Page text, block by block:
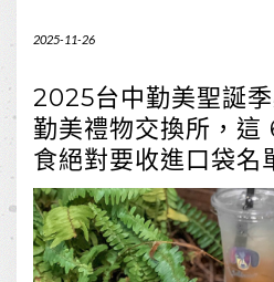
2025-11-26
2025台中勤美聖誕
勤美禮物交換所，這
食絕對要收進口袋名